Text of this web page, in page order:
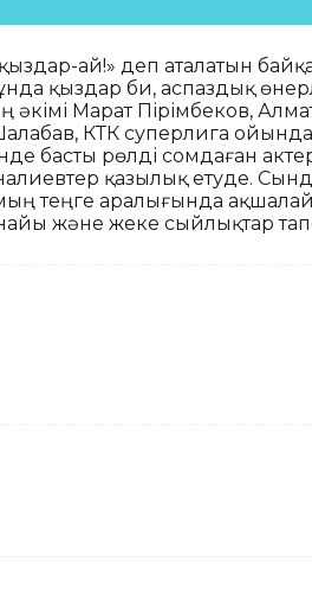
ай!» деп аталатын
қыздар би, аспаздық
Марат Пірімбеков,
КТК суперлига
басты рөлді сомдаған
қазылық етуде.
теңге аралығында
және жеке сыйлықтар